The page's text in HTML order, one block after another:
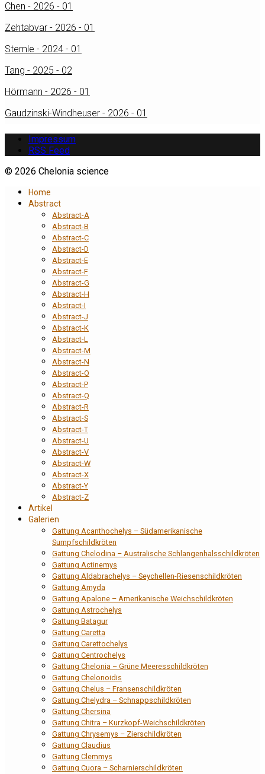
Chen - 2026 - 01
Zehtabvar - 2026 - 01
Stemle - 2024 - 01
Tang - 2025 - 02
Hörmann - 2026 - 01
Gaudzinski-Windheuser - 2026 - 01
Impressum
RSS Feed
© 2026 Chelonia science
Home
Abstract
Abstract-A
Abstract-B
Abstract-C
Abstract-D
Abstract-E
Abstract-F
Abstract-G
Abstract-H
Abstract-I
Abstract-J
Abstract-K
Abstract-L
Abstract-M
Abstract-N
Abstract-O
Abstract-P
Abstract-Q
Abstract-R
Abstract-S
Abstract-T
Abstract-U
Abstract-V
Abstract-W
Abstract-X
Abstract-Y
Abstract-Z
Artikel
Galerien
Gattung Acanthochelys – Südamerikanische
Sumpfschildkröten
Gattung Chelodina – Australische Schlangenhalsschildkröten
Gattung Actinemys
Gattung Aldabrachelys – Seychellen-Riesenschildkröten
Gattung Amyda
Gattung Apalone – Amerikanische Weichschildkröten
Gattung Astrochelys
Gattung Batagur
Gattung Caretta
Gattung Carettochelys
Gattung Centrochelys
Gattung Chelonia – Grüne Meeresschildkröten
Gattung Chelonoidis
Gattung Chelus – Fransenschildkröten
Gattung Chelydra – Schnappschildkröten
Gattung Chersina
Gattung Chitra – Kurzkopf-Weichschildkröten
Gattung Chrysemys – Zierschildkröten
Gattung Claudius
Gattung Clemmys
Gattung Cuora – Scharnierschildkröten